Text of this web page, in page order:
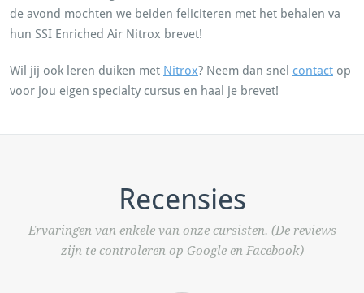
de avond mochten we beiden feliciteren met het behalen va
hun SSI Enriched Air Nitrox brevet!
Wil jij ook leren duiken met Nitrox? Neem dan snel contact op
voor jou eigen specialty cursus en haal je brevet!
Recensies
Ervaringen van enkele van onze cursisten. (De reviews
zijn te controleren op Google en Facebook)